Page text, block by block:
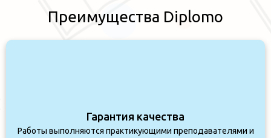
Преимущества Diplomo
Гарантия качества
Работы выполняются практикующими преподавателями и